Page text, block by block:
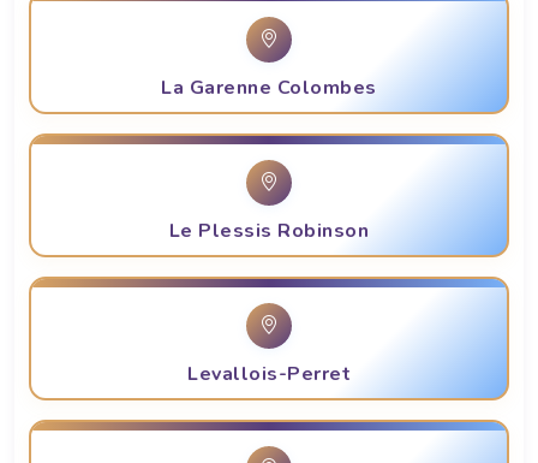
La Garenne Colombes
Le Plessis Robinson
Levallois-Perret